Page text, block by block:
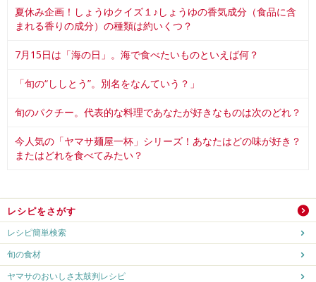
夏休み企画！しょうゆクイズ１♪しょうゆの香気成分（食品に含
まれる香りの成分）の種類は約いくつ？
7月15日は「海の日」。海で食べたいものといえば何？
「旬の“ししとう”。別名をなんていう？」
旬のパクチー。代表的な料理であなたが好きなものは次のどれ？
今人気の「ヤマサ麺屋一杯」シリーズ！あなたはどの味が好き？
またはどれを食べてみたい？
レシピをさがす
レシピ簡単検索
旬の食材
ヤマサのおいしさ太鼓判レシピ